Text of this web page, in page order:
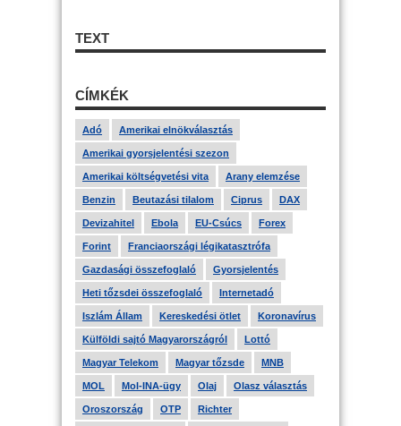
TEXT
CÍMKÉK
Adó Amerikai elnökválasztás
Amerikai gyorsjelentési szezon
Amerikai költségvetési vita Arany elemzése
Benzin Beutazási tilalom Ciprus DAX
Devizahitel Ebola EU-Csúcs Forex
Forint Franciaországi légikatasztrófa
Gazdasági összefoglaló Gyorsjelentés
Heti tőzsdei összefoglaló Internetadó
Iszlám Állam Kereskedési ötlet Koronavírus
Külföldi sajtó Magyarországról Lottó
Magyar Telekom Magyar tőzsde MNB
MOL Mol-INA-ügy Olaj Olasz választás
Oroszország OTP Richter